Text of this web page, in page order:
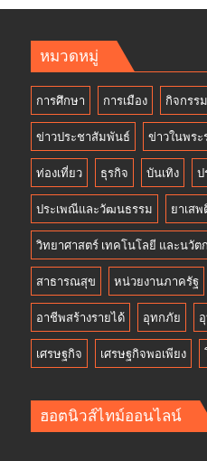
หมวดหมู่
การศึกษา การเมือง กิจกรร
ข่าวประชาสัมพันธ์ ข่าวในพร
ท่องเที่ยว ธุรกิจ บันเทิง ป
ประเพณีและวัฒนธรรม ยาเส
วิทยาศาสตร์ เทคโนโลยี และนวัต
สาธารณสุข หน่วยงานภาครัฐ
อาชีพสร้างรายได้ อุทกภัย
เศรษฐกิจ เศรษฐกิจพอเพียง
ฮอตนิวส์ไทม์ออนไลน์